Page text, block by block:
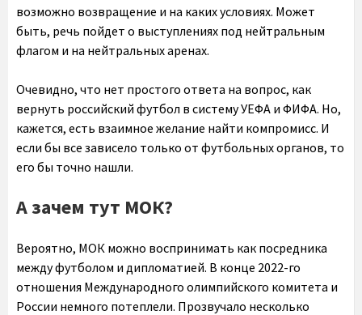
возможно возвращение и на каких условиях. Может
быть, речь пойдет о выступлениях под нейтральным
флагом и на нейтральных аренах.
Очевидно, что нет простого ответа на вопрос, как
вернуть российский футбол в систему УЕФА и ФИФА. Но,
кажется, есть взаимное желание найти компромисс. И
если бы все зависело только от футбольных органов, то
его бы точно нашли.
А зачем тут МОК?
Вероятно, МОК можно воспринимать как посредника
между футболом и дипломатией. В конце 2022-го
отношения Международного олимпийского комитета и
России немного потеплели. Прозвучало несколько